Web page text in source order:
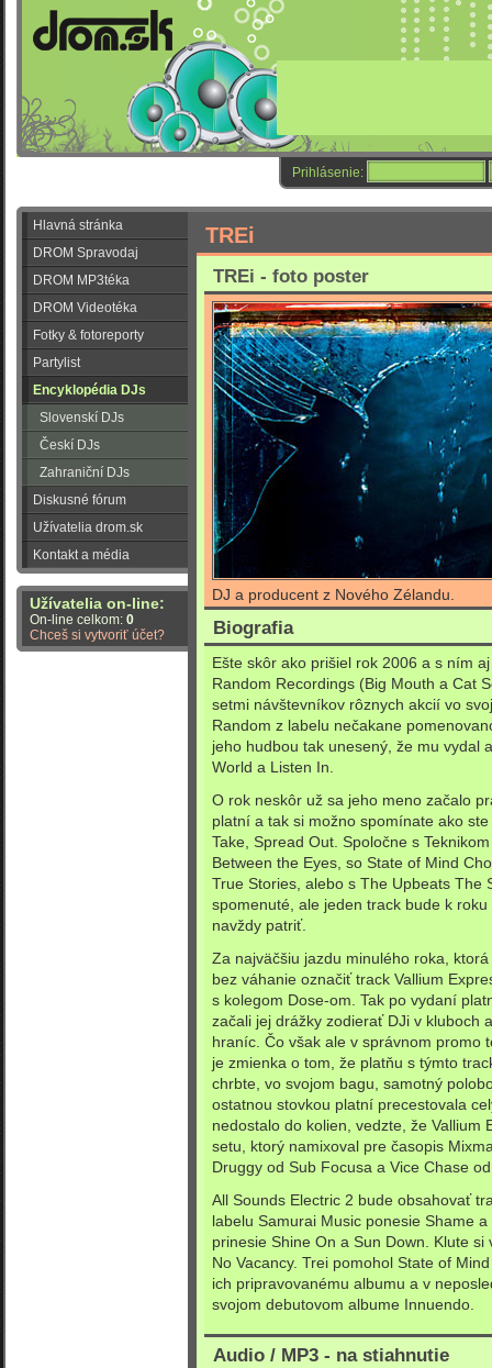
Prihlásenie:
Hlavná stránka
DROM Spravodaj
DROM MP3téka
DROM Videotéka
Fotky & fotoreporty
Partylist
Encyklopédia DJs
Slovenskí DJs
Českí DJs
Zahraniční DJs
Diskusné fórum
Užívatelia drom.sk
Kontakt a média
Užívatelia on-line:
On-line celkom: 0
Chceš si vytvoriť účet?
TREi
TREi - foto poster
DJ a producent z Nového Zélandu.
Biografia
Ešte skôr ako prišiel rok 2006 a s ním
Random Recordings (Big Mouth a Cat
setmi návštevníkov rôznych akcií vo
Random z labelu nečakane
jeho hudbou tak unesený, že mu vydal
World a Listen In.
O rok neskôr už sa jeho meno začalo
platní a tak si možno spomínate ako
Take, Spread Out. Spoločne s
Between the Eyes, so State of Mind
True Stories, alebo s The Upbeats The
spomenuté, ale jeden track bude k
navždy patriť.
Za najväčšiu jazdu minulého roka,
bez váhanie označiť track Vallium
s kolegom Dose-om. Tak po vydaní
začali jej drážky zodierať DJi v kluboch
hraníc. Čo však ale v správnom promo
je zmienka o tom, že platňu s týmto
chrbte, vo svojom bagu, samotný
ostatnou stovkou platní precestovala
nedostalo do kolien, vedzte, že Vallium
setu, ktorý namixoval pre časopis
Druggy od Sub Focusa a Vice Chase
All Sounds Electric 2 bude obsahovať
labelu Samurai Music ponesie Shame
prinesie Shine On a Sun Down. Klute
No Vacancy. Trei pomohol State of
ich pripravovanému albumu a v
svojom debutovom albume Innuendo.
Audio / MP3 - na stiahnutie